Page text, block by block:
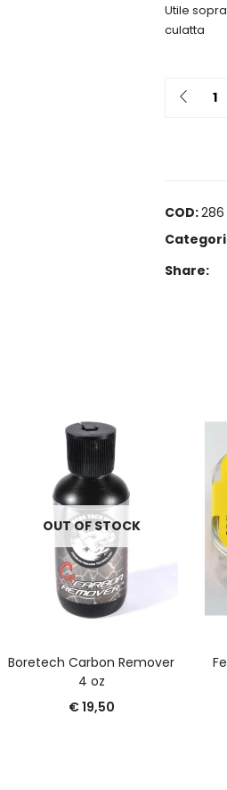
Utile
culatta
COD:286
Share:
OUT OF STOCK
Boretech Carbon Remover
4 oz
€19,50